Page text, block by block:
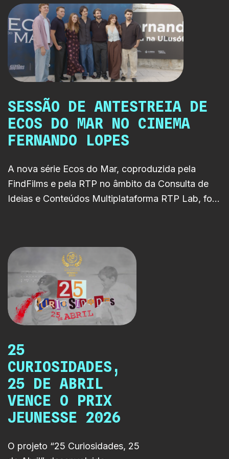
revelam os bastidores da
produção e chegam ao longo
do mês de junho.
SESSÃO DE ANTESTREIA DE
ECOS DO MAR NO CINEMA
FERNANDO LOPES
A nova série Ecos do Mar, coproduzida pela
FindFilms e pela RTP no âmbito da Consulta de
Ideias e Conteúdos Multiplataforma RTP Lab, foi
projeto e celebrou o resultado de uma
colaboração que reflete o compromisso da RTP
Lab com o apoio à criação, a experimentação e o
desenvolvimento de novas narrativas para
diferentes plataformas.
25
CURIOSIDADES,
25 DE ABRIL
VENCE O PRIX
JEUNESSE 2026
O projeto “25 Curiosidades, 25